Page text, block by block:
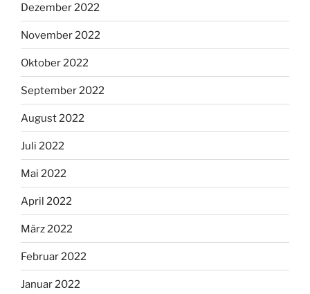
Dezember 2022
November 2022
Oktober 2022
September 2022
August 2022
Juli 2022
Mai 2022
April 2022
März 2022
Februar 2022
Januar 2022